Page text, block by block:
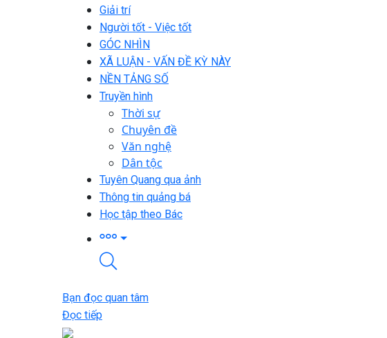
Giải trí
Người tốt - Việc tốt
GÓC NHÌN
XÃ LUẬN - VẤN ĐỀ KỲ NÀY
NỀN TẢNG SỐ
Truyền hình
Thời sự
Chuyên đề
Văn nghệ
Dân tộc
Tuyên Quang qua ảnh
Thông tin quảng bá
Học tập theo Bác
Bạn đọc quan tâm
Đọc tiếp